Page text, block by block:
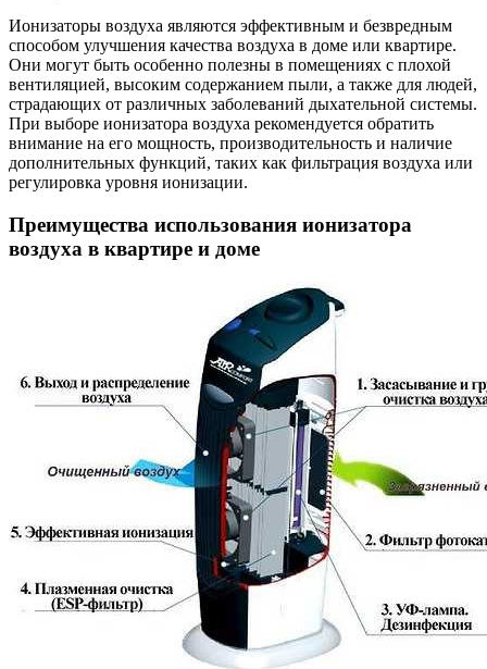
Ионизаторы воздуха являются эффективным и безвредным
способом улучшения качества воздуха в доме или квартире.
Они могут быть особенно полезны в помещениях с плохой
вентиляцией, высоким содержанием пыли, а также для людей,
страдающих от различных заболеваний дыхательной системы.
При выборе ионизатора воздуха рекомендуется обратить
внимание на его мощность, производительность и наличие
дополнительных функций, таких как фильтрация воздуха или
регулировка уровня ионизации.
Преимущества использования ионизатора
воздуха в квартире и доме